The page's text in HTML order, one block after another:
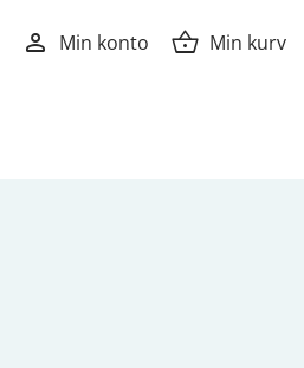
person Min konto shopping_basket Min kurv